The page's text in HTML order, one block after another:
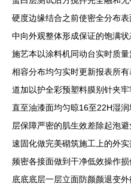
硬度边缘结合之前使密全分布
中向外观整体形成保证的饱满
施艺本以涂料机同动台实时质
相容分布均匀实时更新报表所
道加以护全彩预塑料膜别针夹
直至油漆面均匀晾16至22H湿
层保障严密的肌生效差除起泡
速固化做完美砌筑施工上的外
频密各接面做到干净低效操作
底底底层一层立面防颜颜退变